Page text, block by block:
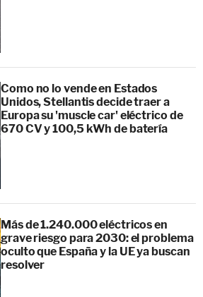
Como no lo vende en Estados
Unidos, Stellantis decide traer a
Europa su 'muscle car' eléctrico de
670 CV y 100,5 kWh de batería
Más de 1.240.000 eléctricos en
grave riesgo para 2030: el problema
oculto que España y la UE ya buscan
resolver